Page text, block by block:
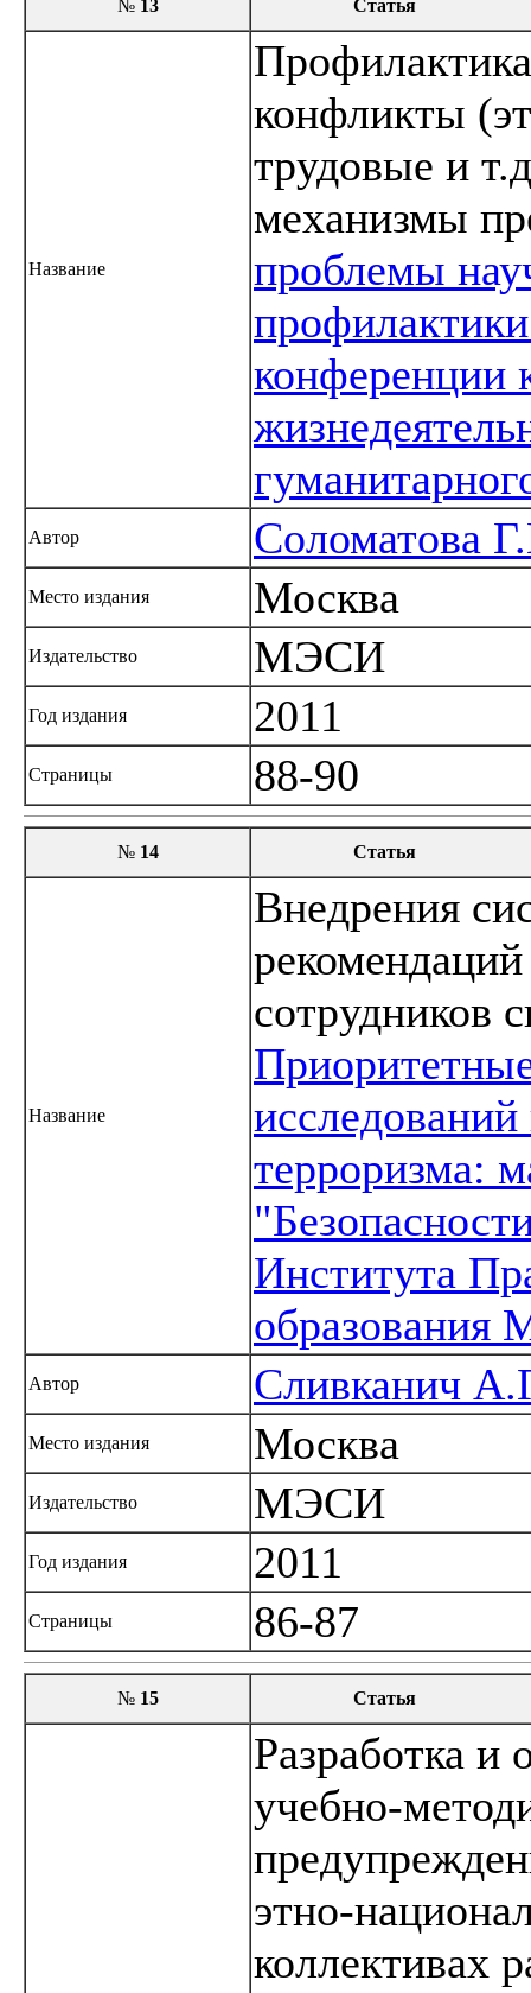
№ 13 Статья
Название
конфликты
трудовые и
механизмы
проблемы
конференции
Автор Соломатова
Место издания Москва
Издательство МЭСИ
Год издания 2011
Страницы 88-90
№ 14 Статья
Название
Внедрения
сотрудников
терроризма:
Института
Автор Сливканич
Место издания Москва
Издательство МЭСИ
Год издания 2011
Страницы 86-87
№ 15 Статья
Разработка и
учебно-
этно-
коллективах